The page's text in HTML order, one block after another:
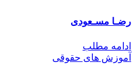
رضـا مسـعودی
ادامه مطلب
آموزش های حقوقی